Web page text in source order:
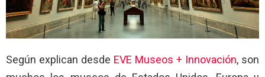
Según explican desde EVE Museos + Innovación, son